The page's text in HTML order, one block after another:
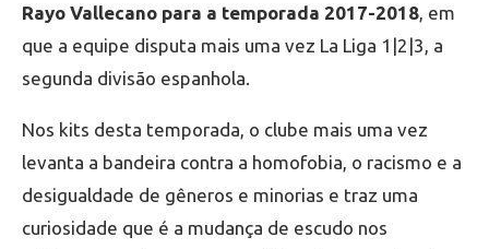
Rayo Vallecano para a temporada 2017-2018, em
que a equipe disputa mais uma vez La Liga 1|2|3, a
segunda divisão espanhola.
Nos kits desta temporada, o clube mais uma vez
levanta a bandeira contra a homofobia, o racismo e a
desigualdade de gêneros e minorias e traz uma
curiosidade que é a mudança de escudo nos